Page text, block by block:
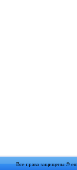
Все права защищены©